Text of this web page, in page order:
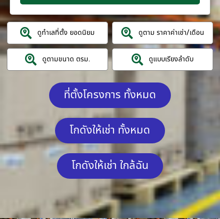
ดูทำเลที่ตั้ง ยอดนิยม ดูตาม ราคาค่าเช่า/เดือน
ดูตามขนาด ตรม. ดูแบบเรียงลำดับ
ที่ตั้งโครงการ ทั้งหมด
โกดังให้เช่า ทั้งหมด
โกดังให้เช่า ใกล้ฉัน